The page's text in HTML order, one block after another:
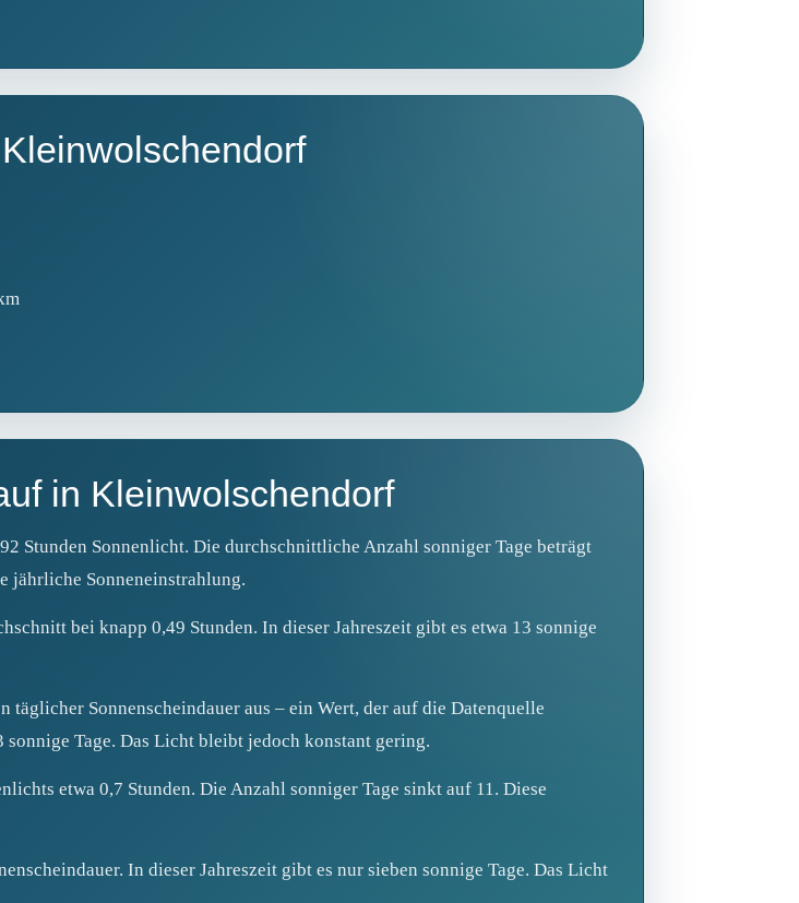
in Kleinwolschendorf
Stunden Sonnenlicht. Die durchschnittliche Anzahl sonniger Tage beträgt
jährliche Sonneneinstrahlung.
bei knapp 0,49 Stunden. In dieser Jahreszeit gibt es etwa 13 sonnige
Sonnenscheindauer aus – ein Wert, der auf die Datenquelle
Tage. Das Licht bleibt jedoch konstant gering.
etwa 0,7 Stunden. Die Anzahl sonniger Tage sinkt auf 11. Diese
In dieser Jahreszeit gibt es nur sieben sonnige Tage. Das Licht